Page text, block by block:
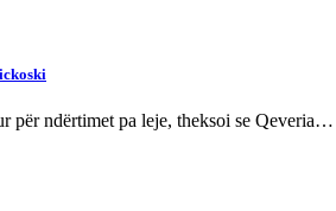
për ndërtimet pa leje, theksoi se Qeveria…